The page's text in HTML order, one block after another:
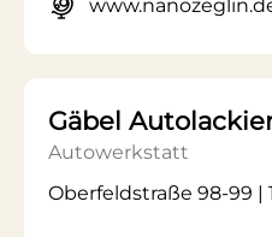
Gäbel
Autowerkstatt
Oberfeldstraße 98-99 |